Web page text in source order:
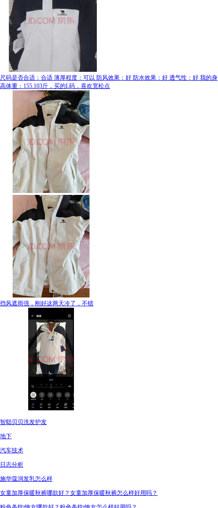
尺码是否合适：合适 薄厚程度：可以 防风效果：好 防水效果：好 透气性：好 我的身
高体重：155.103斤，买的L码，喜欢宽松点
挡风遮雨强，刚好这两天冷了，不错
智聪贝贝洗发护发
地下
汽车技术
日志分析
施华蔻润发乳怎么样
女童加厚保暖秋裤哪款好？女童加厚保暖秋裤怎么样好用吗？